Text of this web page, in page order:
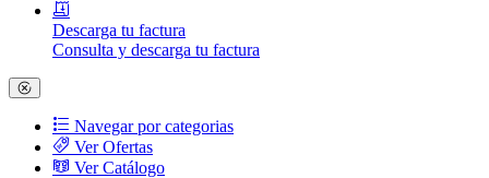
Descarga tu factura
Consulta y descarga tu factura
Navegar por categorias
Ver Ofertas
Ver Catálogo